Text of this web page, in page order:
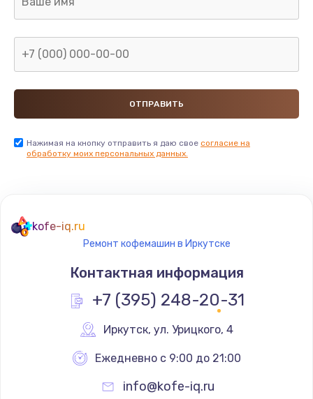
Нажимая на кнопку отправить я даю свое согласие на
обработку моих персональных данных.
kofe-iq.ru
Ремонт кофемашин в Иркутске
Контактная информация
+7 (395) 248-20-31
Иркутск, ул. Урицкого, 4
Ежедневно с 9:00 до 21:00
info@kofe-iq.ru